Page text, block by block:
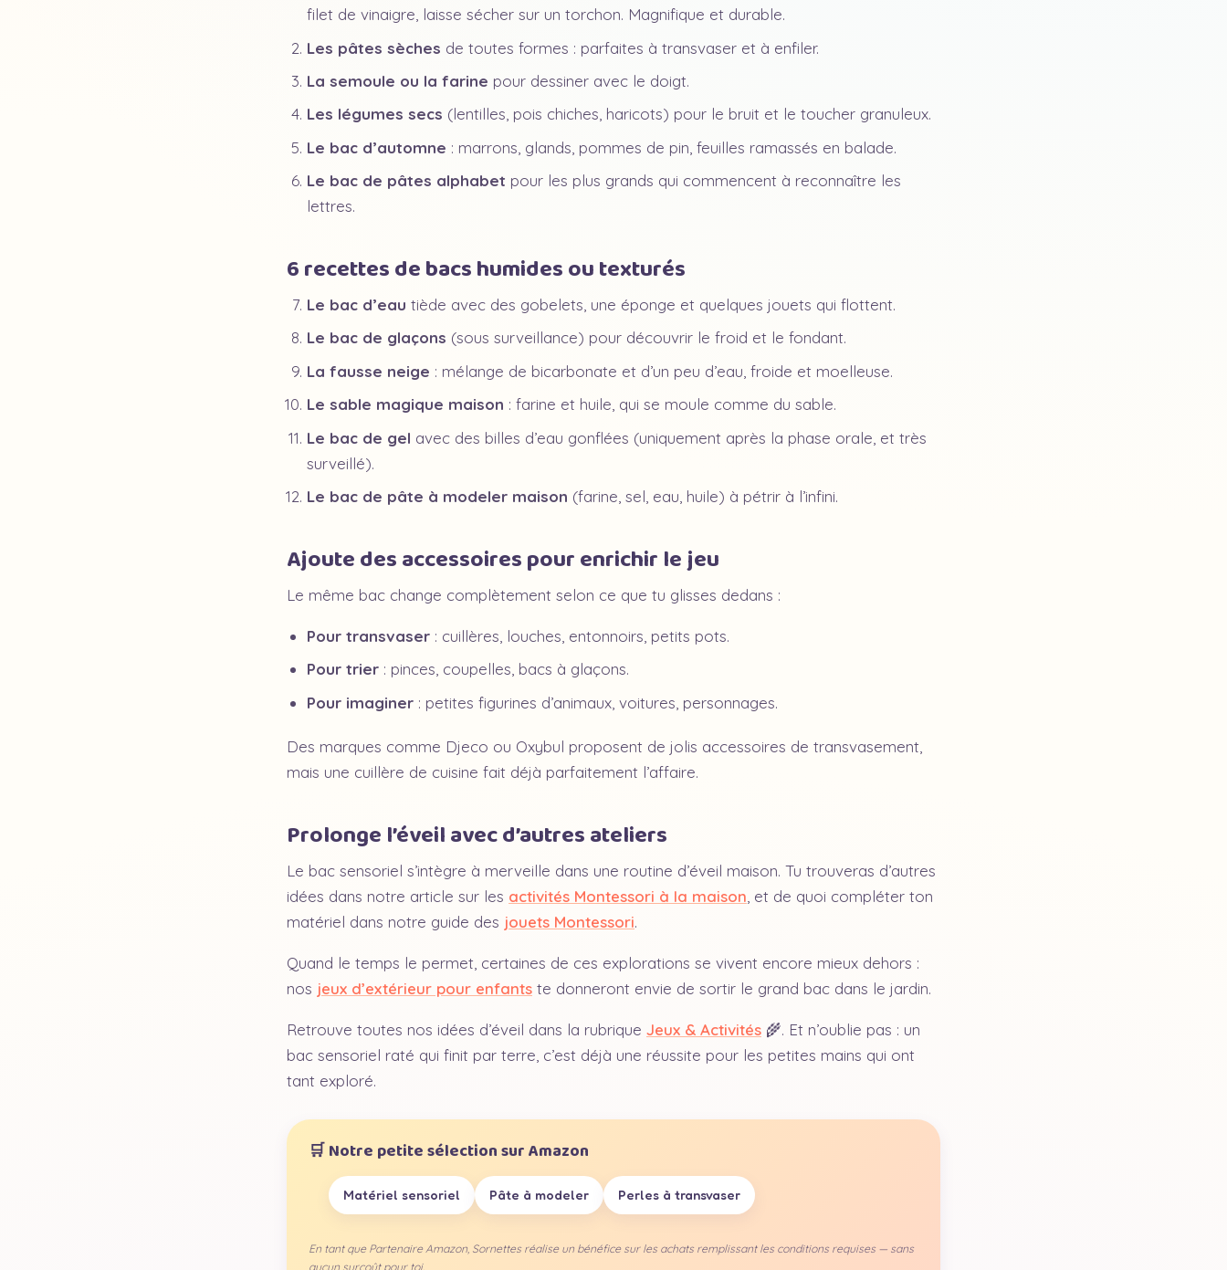
filet de vinaigre, laisse sécher sur un torchon. Magnifique et durable.
Les pâtes sèches de toutes formes : parfaites à transvaser et à enfiler.
La semoule ou la farine pour dessiner avec le doigt.
Les légumes secs (lentilles, pois chiches, haricots) pour le bruit et le toucher granuleux.
Le bac d’automne : marrons, glands, pommes de pin, feuilles ramassés en balade.
Le bac de pâtes alphabet pour les plus grands qui commencent à reconnaître les
lettres.
6 recettes de bacs humides ou texturés
Le bac d’eau tiède avec des gobelets, une éponge et quelques jouets qui flottent.
Le bac de glaçons (sous surveillance) pour découvrir le froid et le fondant.
La fausse neige : mélange de bicarbonate et d’un peu d’eau, froide et moelleuse.
Le sable magique maison : farine et huile, qui se moule comme du sable.
Le bac de gel avec des billes d’eau gonflées (uniquement après la phase orale, et très
surveillé).
Le bac de pâte à modeler maison (farine, sel, eau, huile) à pétrir à l’infini.
Ajoute des accessoires pour enrichir le jeu
Le même bac change complètement selon ce que tu glisses dedans :
Pour transvaser : cuillères, louches, entonnoirs, petits pots.
Pour trier : pinces, coupelles, bacs à glaçons.
Pour imaginer : petites figurines d’animaux, voitures, personnages.
Des marques comme Djeco ou Oxybul proposent de jolis accessoires de transvasement,
mais une cuillère de cuisine fait déjà parfaitement l’affaire.
Prolonge l’éveil avec d’autres ateliers
Le bac sensoriel s’intègre à merveille dans une routine d’éveil maison. Tu trouveras d’autres
idées dans notre article sur les activités Montessori à la maison , et de quoi compléter ton
matériel dans notre guide des jouets Montessori.
Quand le temps le permet, certaines de ces explorations se vivent encore mieux dehors :
nos jeux d’extérieur pour enfants te donneront envie de sortir le grand bac dans le jardin.
Retrouve toutes nos idées d’éveil dans la rubrique Jeux & Activités 🌾. Et n’oublie pas : un
bac sensoriel raté qui finit par terre, c’est déjà une réussite pour les petites mains qui ont
tant exploré.
🛒 Notre petite sélection sur Amazon
Matériel sensoriel Pâte à modeler Perles à transvaser
En tant que Partenaire Amazon, Sornettes réalise un bénéfice sur les achats remplissant les conditions requises — sans
aucun surcoût pour toi.